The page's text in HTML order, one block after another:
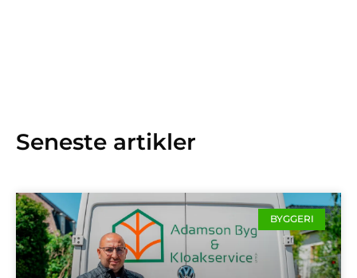
Seneste artikler
BYGGERI